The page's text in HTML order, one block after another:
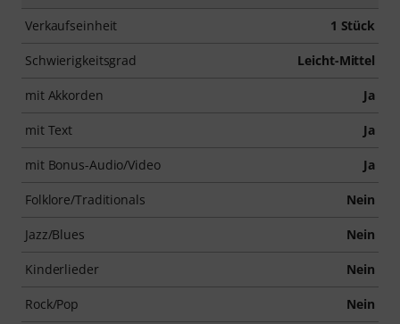
Verkaufseinheit 1 Stück
Schwierigkeitsgrad Leicht-Mittel
mit Akkorden Ja
mit Text Ja
mit Bonus-Audio/Video Ja
Folklore/Traditionals Nein
Jazz/Blues Nein
Kinderlieder Nein
Rock/Pop Nein